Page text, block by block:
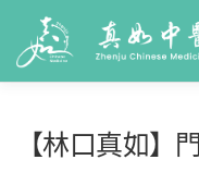
【林口真如】